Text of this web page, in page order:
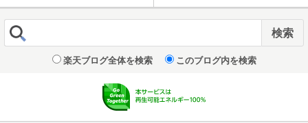
楽天ブログ全体を検索 このブログ内を検索